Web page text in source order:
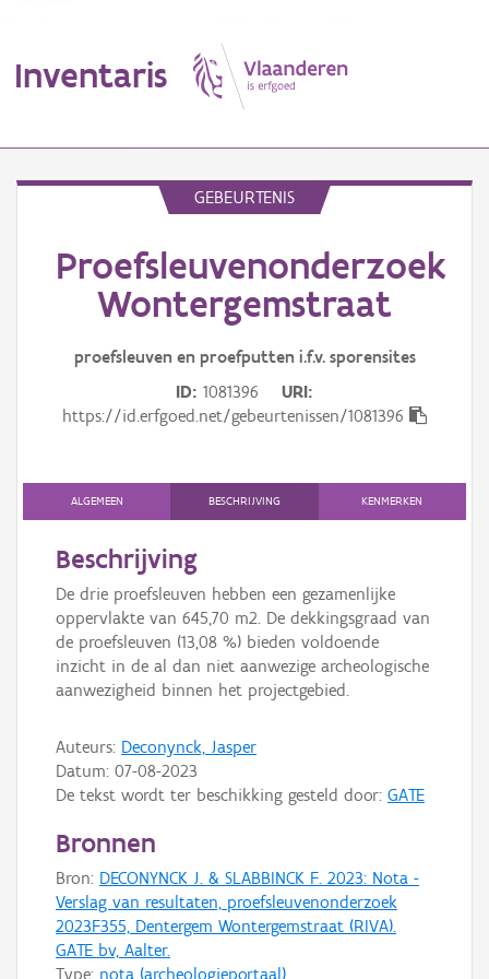
Inventaris
Erfgoedobject
Aanduidingsobject
Waarneming
Persoon of collectief
Downloads
Hergebruik
Aanmelden
GEBEURTENIS
Proefsleuvenonderzoek
Wontergemstraat
proefsleuven en proefputten i.f.v. sporensites
ID 1081396
URI
https://id.erfgoed.net/gebeurtenissen/1081396
ALGEMEEN BESCHRIJVING KENMERKEN
Beschrijving
De drie proefsleuven hebben een gezamenlijke
oppervlakte van 645,70 m2. De dekkingsgraad van
de proefsleuven (13,08 %) bieden voldoende
inzicht in de al dan niet aanwezige archeologische
aanwezigheid binnen het projectgebied.
Auteurs: Deconynck, Jasper
Datum: 07-08-2023
De tekst wordt ter beschikking gesteld door: GATE
Bronnen
Bron: DECONYNCK J. & SLABBINCK F. 2023: Nota -
Verslag van resultaten, proefsleuvenonderzoek
2023F355, Dentergem Wontergemstraat (RIVA).
GATE bv, Aalter.
Type: nota (archeologieportaal)